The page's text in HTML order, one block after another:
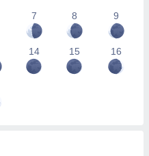
7
8 9
14 15 16